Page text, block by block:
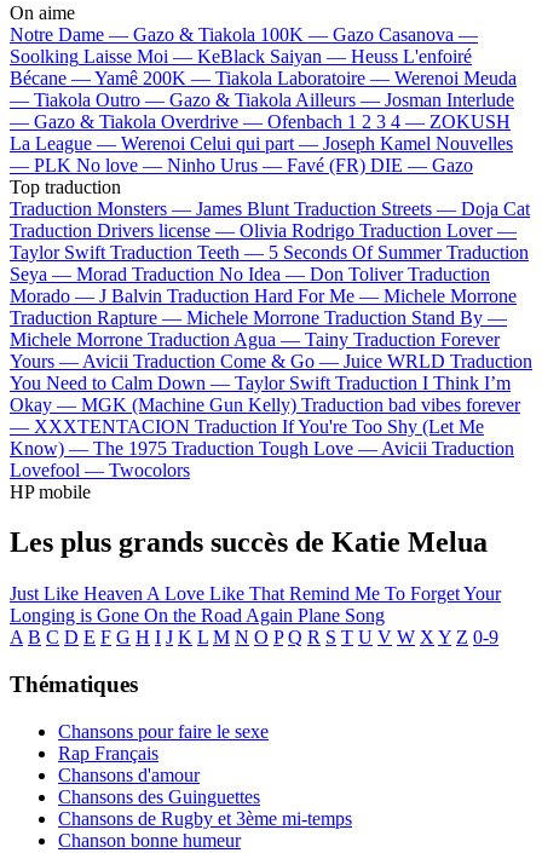
On aime
Notre Dame — Gazo & Tiakola 100K — Gazo Casanova —
Soolking Laisse Moi — KeBlack Saiyan — Heuss L'enfoiré
Bécane —Yamê 200K — Tiakola Laboratoire — Werenoi Meuda
— Tiakola Outro — Gazo & Tiakola Ailleurs — Josman Interlude
— Gazo & Tiakola Overdrive — Ofenbach 1 2 3 4 — ZOKUSH
La League — Werenoi Celui qui part — Joseph Kamel Nouvelles
— PLK No love — Ninho Urus — Favé (FR) DIE — Gazo
Top traduction
Traduction Monsters — James Blunt Traduction Streets — Doja Cat
Traduction Drivers license — Olivia Rodrigo Traduction Lover —
Taylor Swift Traduction Teeth — 5 Seconds Of Summer Traduction
Seya — Morad Traduction No Idea — Don Toliver Traduction
Morado — J Balvin Traduction Hard For Me — Michele Morrone
Traduction Rapture — Michele Morrone Traduction Stand By —
Michele Morrone Traduction Agua — Tainy Traduction Forever
Yours — Avicii Traduction Come & Go — Juice WRLD Traduction
You Need to Calm Down — Taylor Swift Traduction I Think I’m
Okay — MGK (Machine Gun Kelly) Traduction bad vibes forever
— XXXTENTACION Traduction If You're Too Shy (Let Me
Know) — The 1975 Traduction Tough Love — Avicii Traduction
Lovefool — Twocolors
HP mobile
Les plus grands succès de Katie Melua
Just Like Heaven A Love Like That Remind Me To ForgetYour
Longing is Gone On the Road Again Plane Song
A B C D E F G H I J K L M N O P Q R S T U V W X Y Z 0-9
Thématiques
Chansons pour faire le sexe
Rap Français
Chansons d'amour
Chansons des Guinguettes
Chansons de Rugby et 3ème mi-temps
Chanson bonne humeur